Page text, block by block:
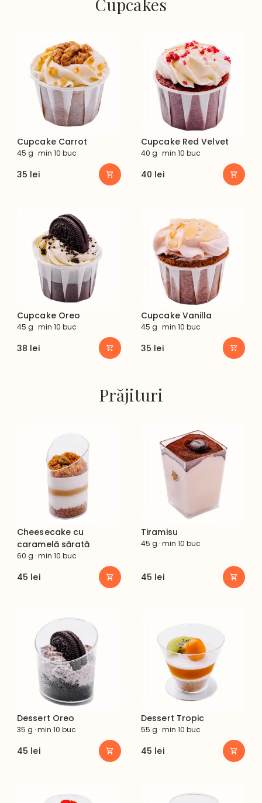
Cupcakes
Cupcake Carrot
45 g · min 10 buc
35 lei
Cupcake Red Velvet
40 g · min 10 buc
40 lei
Cupcake Oreo
45 g · min 10 buc
38 lei
Cupcake Vanilla
45 g · min 10 buc
35 lei
Prăjituri
Cheesecake cu
caramelă sărată
60 g · min 10 buc
45 lei
Tiramisu
45 g · min 10 buc
45 lei
Dessert Oreo
35 g · min 10 buc
45 lei
Dessert Tropic
55 g · min 10 buc
45 lei